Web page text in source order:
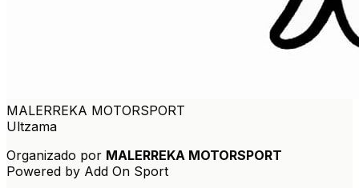
MALERREKA MOTORSPORT
Ultzama
Organizado por MALERREKA MOTORSPORT
Powered by Add On Sport